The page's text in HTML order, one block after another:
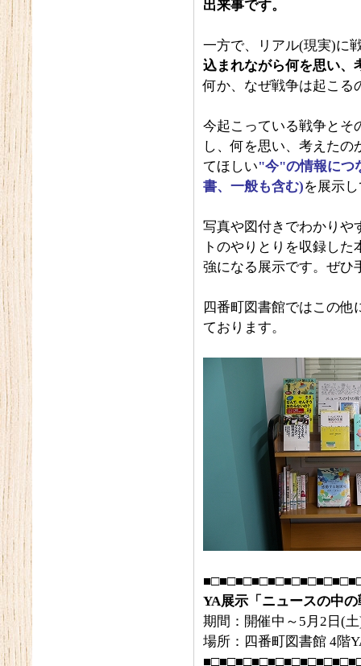
出来事です。
一方で、リアル(現実)に
込まれながら何を思い、
何か、なぜ戦争は起こる
今起こっている戦争とそ
し、何を思い、考えた
てほしい"今"の情報につ
書、一般も含む)を展示
写真や図付きでわかりや
トのやりとりを収録し
強になる展示です。ぜひ
四番町図書館ではこの他
ております。
YA展示「ニュースの中
期間：開催中～5月2日(
場所：四番町図書館 4階